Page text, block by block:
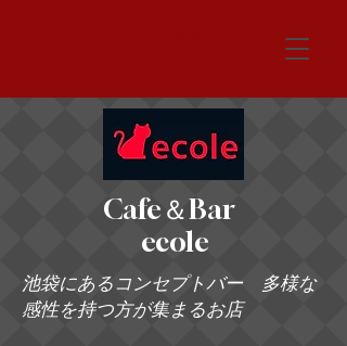
Cafe＆Bar
ecole
池袋にあるコンセプトバー 多様な
感性を持つ方が集まるお店